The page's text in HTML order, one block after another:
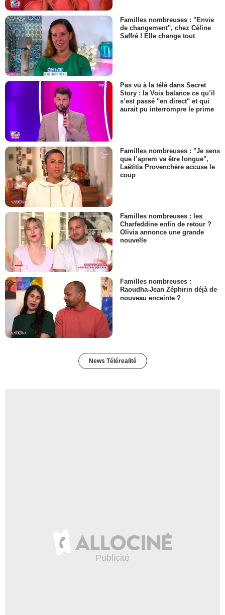
Familles nombreuses : "Envie
de changement", chez Céline
Saffré ! Elle change tout
Pas vu à la télé dans Secret
Story : la Voix balance ce qu’il
s’est passé "en direct" et qui
aurait pu interrompre le prime
Familles nombreuses : "Je sens
que l’aprem va être longue",
Laëtitia Provenchère accuse le
coup
Familles nombreuses : les
Charfeddine enfin de retour ?
Olivia annonce une grande
nouvelle
Familles nombreuses :
Raoudha-Jean Zéphirin déjà de
nouveau enceinte ?
News Télérealité